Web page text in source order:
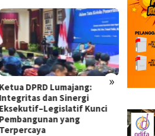
»
Ketua DPRD Lumajang:
Integritas dan Sinergi
Eksekutif–Legislatif Kunci
Pembangunan yang
Terpercaya
Tata